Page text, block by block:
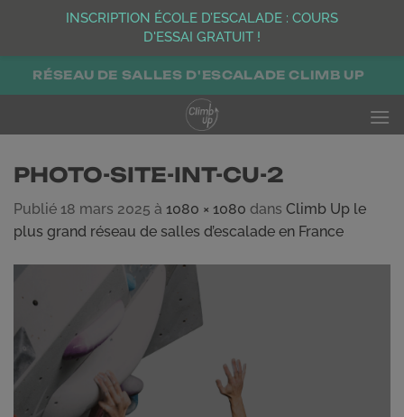
PasserRÉSEAU DE SALLES D'ESCALADE CLIMB UP
PHOTO-SITE-INT-CU-2
Publié 18 mars 2025 à 1080 × 1080 dans Climb Up le
plus grand réseau de salles d’escalade en France
INSCRIPTION ÉCOLE D’ESCALADE : COURS
D'ESSAI GRATUIT !